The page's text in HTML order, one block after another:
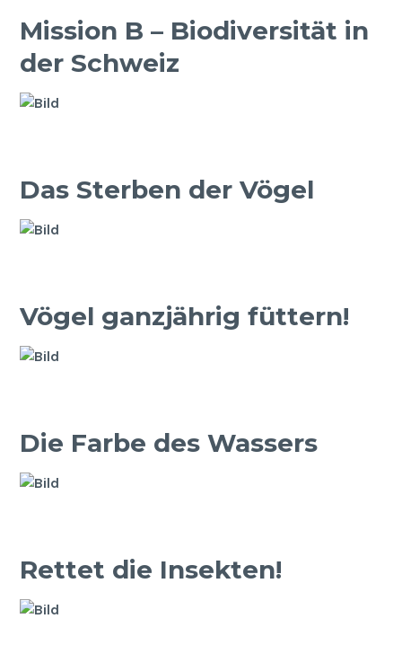
Mission B – Biodiversität in
der Schweiz
Das Sterben der Vögel
Vögel ganzjährig füttern!
Die Farbe des Wassers
Rettet die Insekten!